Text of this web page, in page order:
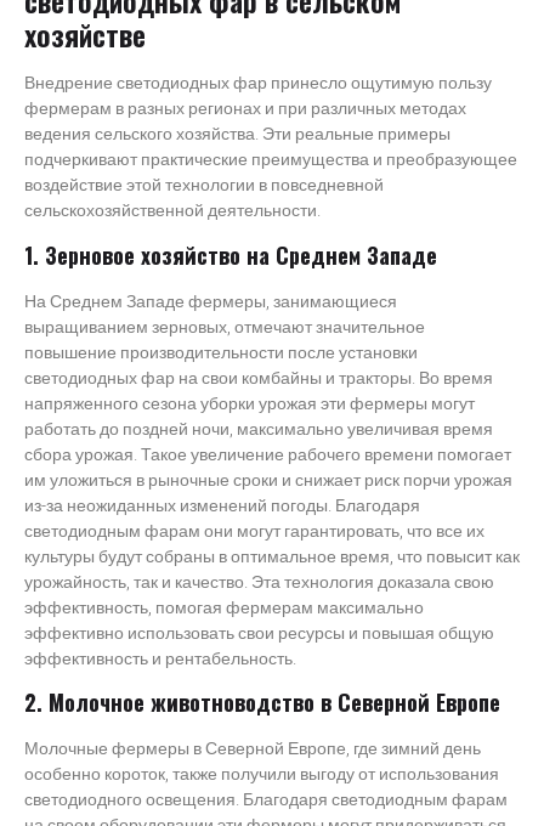
хозяйстве
Внедрение светодиодных фар принесло ощутимую пользу
фермерам в разных регионах и при различных методах
ведения сельского хозяйства. Эти реальные примеры
подчеркивают практические преимущества и преобразующее
воздействие этой технологии в повседневной
сельскохозяйственной деятельности.
1. Зерновое хозяйство на Среднем Западе
На Среднем Западе фермеры, занимающиеся
выращиванием зерновых, отмечают значительное
повышение производительности после установки
светодиодных фар на свои комбайны и тракторы. Во время
напряженного сезона уборки урожая эти фермеры могут
работать до поздней ночи, максимально увеличивая время
сбора урожая. Такое увеличение рабочего времени помогает
им уложиться в рыночные сроки и снижает риск порчи урожая
из-за неожиданных изменений погоды. Благодаря
светодиодным фарам они могут гарантировать, что все их
культуры будут собраны в оптимальное время, что повысит как
урожайность, так и качество. Эта технология доказала свою
эффективность, помогая фермерам максимально
эффективно использовать свои ресурсы и повышая общую
эффективность и рентабельность.
2. Молочное животноводство в Северной Европе
Молочные фермеры в Северной Европе, где зимний день
особенно короток, также получили выгоду от использования
светодиодного освещения. Благодаря светодиодным фарам